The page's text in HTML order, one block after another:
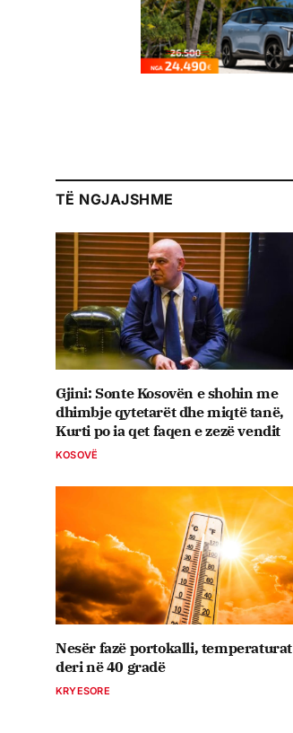
TË NGJAJSHME
Gjini: Sonte Kosovën e shohin me
dhimbje qytetarët dhe miqtë tanë,
Kurti po ia qet faqen e zezë vendit
KOSOVË
Nesër fazë portokalli, temperaturat
deri në 40 gradë
KRYESORE